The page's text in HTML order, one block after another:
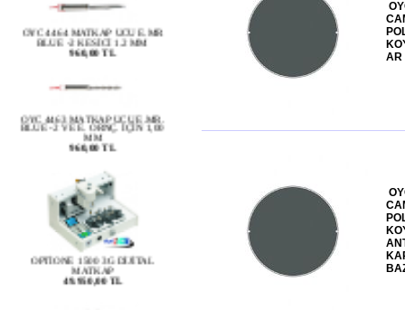
OYC 4464 MATKAP UCU E.MR
BLUE -2 KESİCİ 1.2 MM
OYC 4463 MATKAP UCU E.MR.
960,00 TL
OPTİONE 1500 3G DİJİTAL
MATKAP
49.950,00 TL
AR